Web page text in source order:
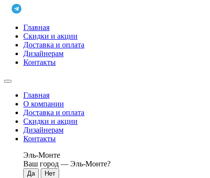
Главная
Скидки и акции
Доставка и оплата
Дизайнерам
Контакты
Главная
О компании
Доставка и оплата
Скидки и акции
Дизайнерам
Контакты
Эль-Монте
Ваш город — Эль-Монте?